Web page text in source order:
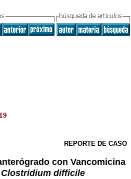
REPORTE DE CASO
con Vancomicina
Clostridium difficile